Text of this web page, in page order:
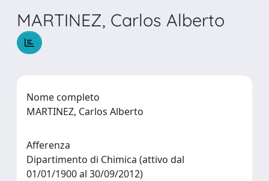
MARTINEZ, Carlos Alberto
Nome completo
MARTINEZ, Carlos Alberto
Afferenza
Dipartimento di Chimica (attivo dal
01/01/1900 al 30/09/2012)